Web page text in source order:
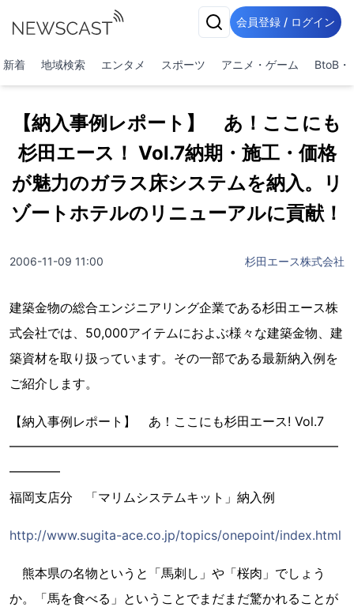
会員登録 / ログイン
新着 地域検索 エンタメ スポーツ アニメ・ゲーム BtoB・
【納入事例レポート】 あ！ここにも
杉田エース！ Vol.7納期・施工・価格
が魅力のガラス床システムを納入。リ
ゾートホテルのリニューアルに貢献！
2006-11-09 11:00 杉田エース株式会社
建築金物の総合エンジニアリング企業である杉田エース株
式会社では、50,000アイテムにおよぶ様々な建築金物、建
築資材を取り扱っています。その一部である最新納入例を
ご紹介します。
【納入事例レポート】 あ！ここにも杉田エース! Vol.7
━━━━━━━━━━━━━━━━━━━━━━━━━━
━━━━
福岡支店分 「マリムシステムキット」納入例
http://www.sugita-ace.co.jp/topics/onepoint/index.html
熊本県の名物というと「馬刺し」や「桜肉」でしょう
か。「馬を食べる」ということでまだまだ驚かれることが